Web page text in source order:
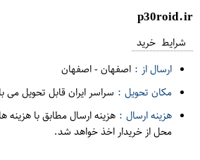
p30roid.ir
شرایط خرید
ارسال از : اصفهان-اصفهان
مکان تحویل : سراسر ایران قابل تحویل می
هزینه ارسال : هزینه ارسال مطابق با
محل از خریدار اخذ خواهد شد.